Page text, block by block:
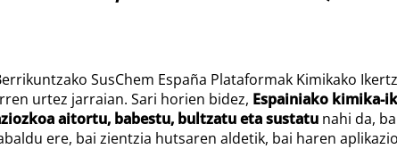
SusChem España Plataformak Kimikako
urtez jarraian. Sari horien bidez, Espainiako kimika-
aitortu, babestu, bultzatu eta sustatunahi da,
ere, bai zientzia hutsaren aldetik, bai haren